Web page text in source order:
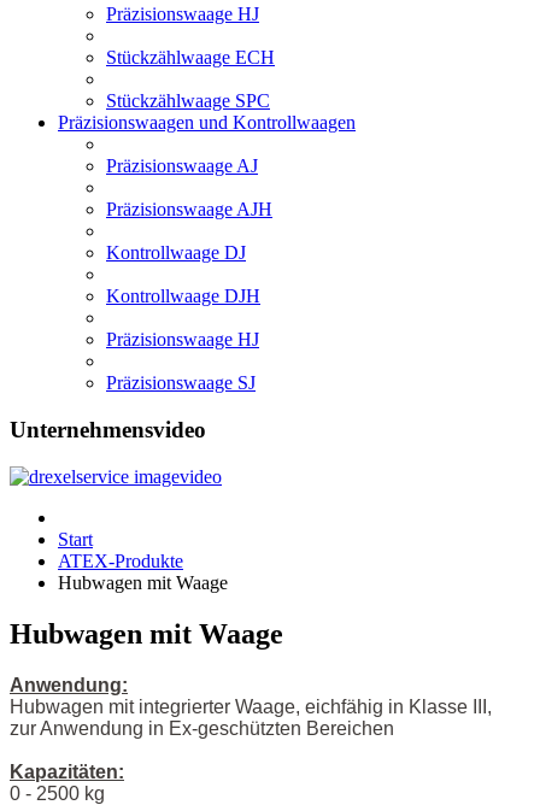
Präzisionswaage HJ
Stückzählwaage ECH
Stückzählwaage SPC
Präzisionswaagen und Kontrollwaagen
Präzisionswaage AJ
Präzisionswaage AJH
Kontrollwaage DJ
Kontrollwaage DJH
Präzisionswaage HJ
Präzisionswaage SJ
Unternehmensvideo
Start
ATEX-Produkte
Hubwagen mit Waage
Hubwagen mit Waage
Anwendung:
Hubwagen mit integrierter Waage, eichfähig in Klasse III,
zur Anwendung in Ex-geschützten Bereichen
Kapazitäten:
0 - 2500 kg